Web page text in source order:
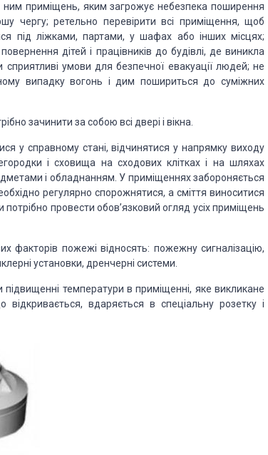
приміщень, яким загрожує небезпека поширення
чергу; ретельно перевірити всі приміщення, щоб
під ліжками, партами, у шафах або інших місцях;
дітей і працівників до будівлі, де виникла
умови для безпечної евакуації людей; не
випадку вогонь і дим пошириться до суміжних
зачинити за собою всі двері і вікна.
у справному стані, відчинятися у напрямку виходу
і сховища на сходових клітках і на шляхах
і обладнанням. У приміщеннях забороняється
регулярно спорожнятися, а сміття виноситися
потрібно провести обов’язковий огляд усіх приміщень
факторів пожежі відносять: пожежну сигналізацію,
установки, дренчерні системи.
температури в приміщенні, яке викликане
вдаряється в спеціальну розетку і